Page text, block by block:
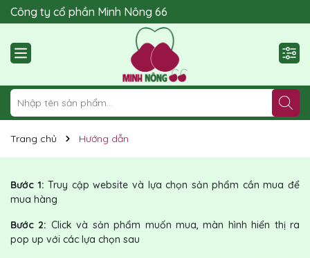
Công ty cổ phần Minh Nông 66
Trang chủ Hướng dẫn
Bước 1: Truy cập website và lựa chọn sản phẩm cần mua để
mua hàng
Bước 2: Click và sản phẩm muốn mua, màn hình hiển thị ra
pop up với các lựa chọn sau